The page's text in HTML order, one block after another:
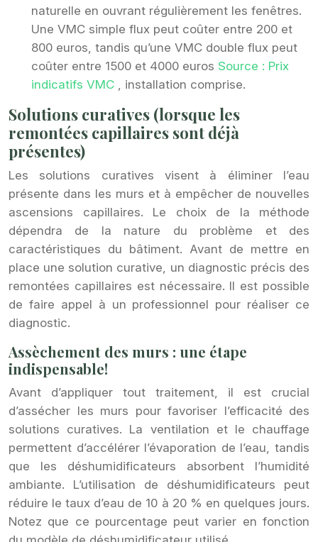
naturelle en ouvrant régulièrement les fenêtres.
Une VMC simple flux peut coûter entre 200 et
800 euros, tandis qu’une VMC double flux peut
coûter entre 1500 et 4000 euros Source : Prix
indicatifs VMC
, installation comprise.
Solutions curatives (lorsque les
remontées capillaires sont déjà
présentes)
Les solutions curatives visent à éliminer l’eau
présente dans les murs et à empêcher de nouvelles
ascensions capillaires. Le choix de la méthode
dépendra de la nature du problème et des
caractéristiques du bâtiment. Avant de mettre en
place une solution curative, un diagnostic précis des
remontées capillaires est nécessaire. Il est possible
de faire appel à un professionnel pour réaliser ce
diagnostic.
Assèchement des murs : une étape
indispensable!
Avant d’appliquer tout traitement, il est crucial
d’assécher les murs pour favoriser l’efficacité des
solutions curatives. La ventilation et le chauffage
permettent d’accélérer l’évaporation de l’eau, tandis
que les déshumidificateurs absorbent l’humidité
ambiante. L’utilisation de déshumidificateurs peut
réduire le taux d’eau de 10 à 20 % en quelques jours.
Notez que ce pourcentage peut varier en fonction